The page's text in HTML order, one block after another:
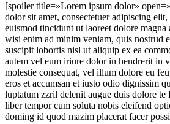
[spoiler title=»Lorem ipsum dolor»
dolor sit amet, consectetuer adipiscing
euismod tincidunt ut laoreet dolore
wisi enim ad minim veniam, quis nostrud
suscipit lobortis nisl ut aliquip ex ea
autem vel eum iriure dolor in hendrerit in
molestie consequat, vel illum dolore eu
eros et accumsan et iusto odio dignissim
luptatum zzril delenit augue duis dolore
liber tempor cum soluta nobis eleifend
doming id quod mazim placerat facer